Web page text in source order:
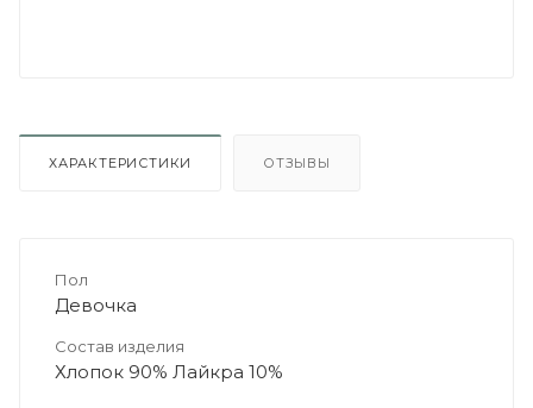
ХАРАКТЕРИСТИКИ ОТЗЫВЫ
Пол
Девочка
Состав изделия
Хлопок 90% Лайкра 10%